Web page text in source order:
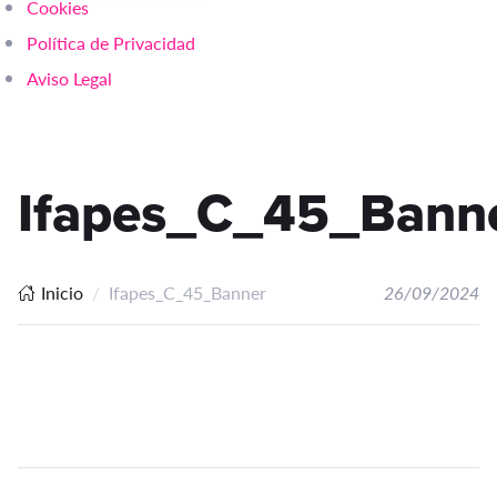
Cookies
Política de Privacidad
Aviso Legal
Inicio Ifapes_C_45_Banner 26/09/2024